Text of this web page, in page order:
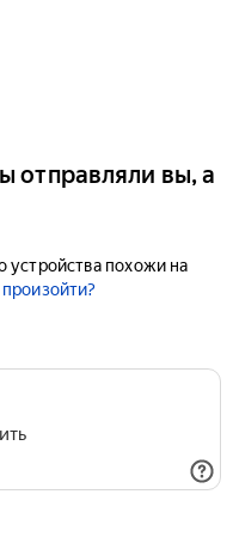
отправляли вы, а
устройства похожи на